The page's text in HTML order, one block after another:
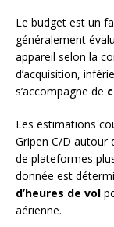
Le budget est un
généralement
appareil selon la
d’acquisition,
s’accompagne de
Les estimations
Gripen C/D autour
de plateformes
donnée est
d’heures de vol
aérienne.